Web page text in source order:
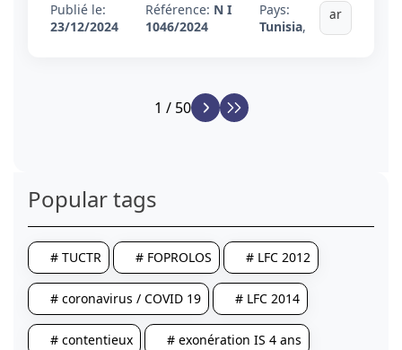
Publié le:
23/12/2024
Référence: N I
1046/2024
Pays:
Tunisia,
ar
1 / 50
Popular tags
# TUCTR # FOPROLOS # LFC 2012
# coronavirus / COVID 19 # LFC 2014
# contentieux # exonération IS 4 ans